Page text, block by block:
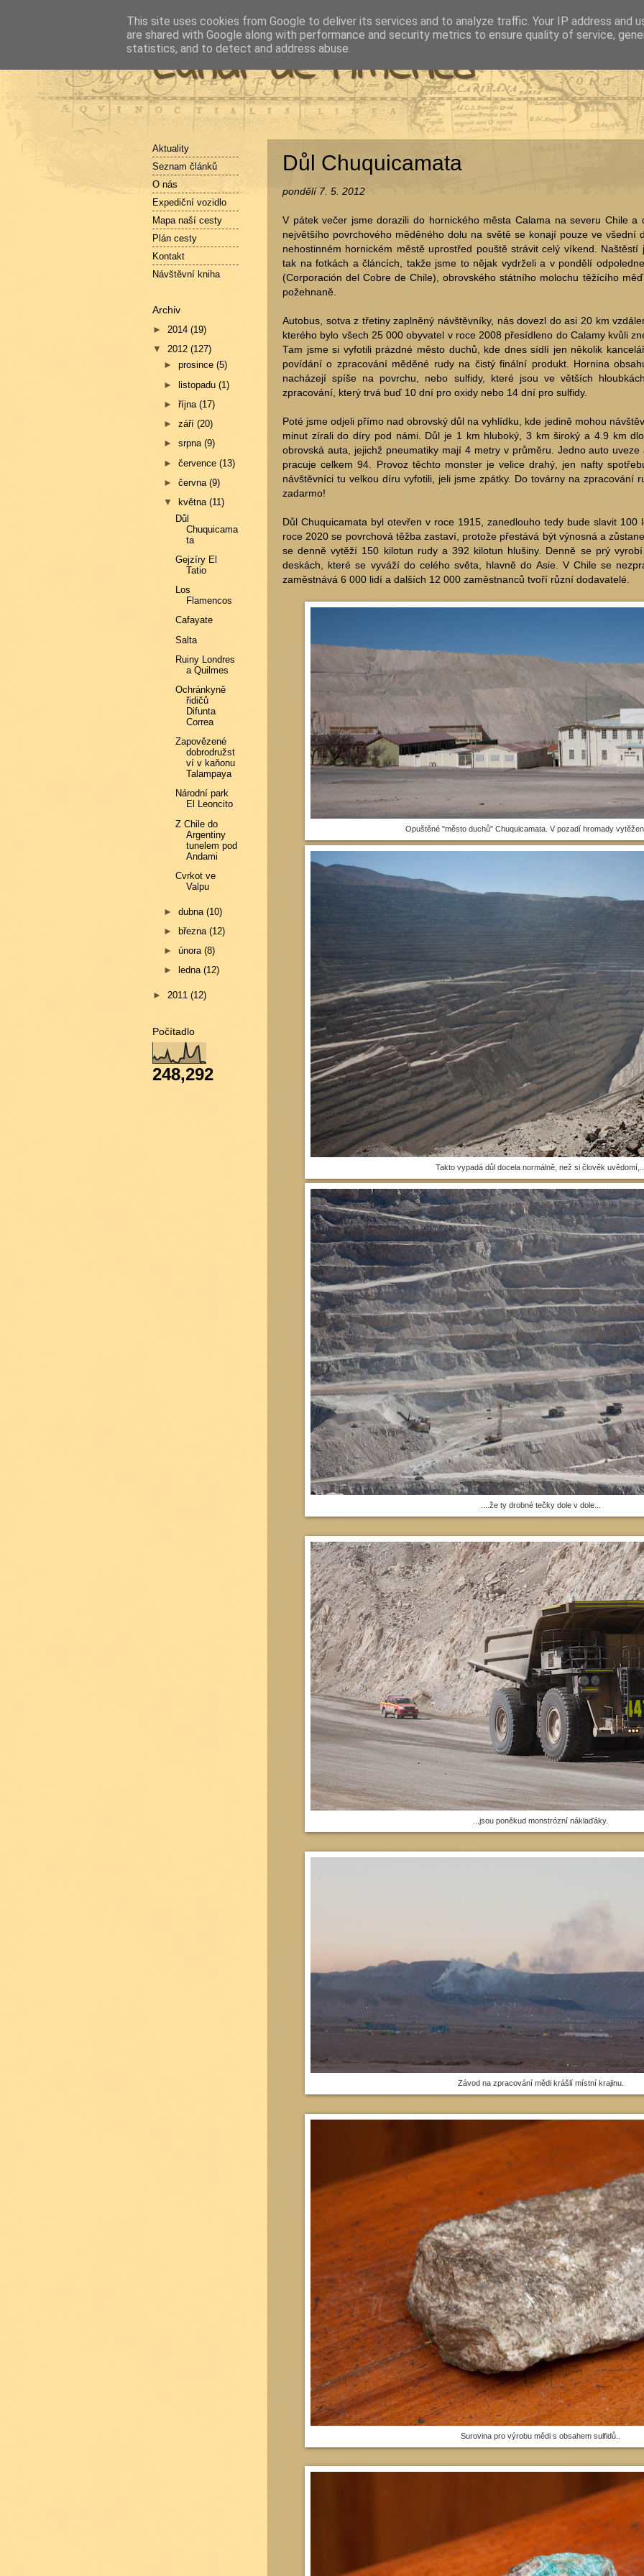
Čundr de América
Důl Chuquicamata
pondělí 7. 5. 2012
V pátek večer jsme dorazili do hornického města Calama na severu Chile a
největšího povrchového měděného dolu na světě se konají pouze ve všední
nehostinném hornickém městě uprostřed pouště strávit celý víkend.
tak na fotkách a článcích, takže jsme to nějak vydrželi a v pondělí
(Corporación del Cobre de Chile), obrovského státního molochu těžícího
požehnaně.
Autobus, sotva z třetiny zaplněný návštěvníky, nás dovezl do asi 20 km
kterého bylo všech 25 000 obyvatel v roce 2008 přesídleno do Calamy kvůli
Tam jsme si vyfotili prázdné město duchů, kde dnes sídlí jen několik
povídání o zpracování měděné rudy na čistý finální produkt. Hornina
nacházejí spíše na povrchu, nebo sulfidy, které jsou ve větších
zpracování, který trvá buď 10 dní pro oxidy nebo 14 dní pro sulfidy.
Poté jsme odjeli přímo nad obrovský důl na vyhlídku, kde jedině mohou
minut zírali do díry pod námi. Důl je 1 km hluboký, 3 km široký a 4.9 km
obrovská auta, jejichž pneumatiky mají 4 metry v průměru. Jedno auto
pracuje celkem 94. Provoz těchto monster je velice drahý, jen nafty
návštěvníci tu velkou díru vyfotili, jeli jsme zpátky. Do továrny na zpracování
zadarmo!
Důl Chuquicamata byl otevřen v roce 1915, zanedlouho tedy bude slavit 100
roce 2020 se povrchová těžba zastaví, protože přestává být výnosná a
se denně vytěží 150 kilotun rudy a 392 kilotun hlušiny. Denně se prý
deskách, které se vyváží do celého světa, hlavně do Asie. V Chile se
zaměstnává 6 000 lidí a dalších 12 000 zaměstnanců tvoří různí dodavatelé.
Opuštěné "město duchů" Chuquicamata. V pozadí hromady
Takto vypadá důl docela normálně, než si člověk
....že ty drobné tečky dole v dole...
...jsou poněkud monstrózní náklaďáky.
Závod na zpracování mědi krášlí místní krajinu.
Surovina pro výrobu mědi s obsahem sulfidů..
Aktuality
Seznam článků
O nás
Expediční vozidlo
Mapa naší cesty
Plán cesty
Kontakt
Návštěvní kniha
Archiv
► 2014 (19)
▼ 2012 (127)
►prosince(5)
►listopadu(1)
►října(17)
►září(20)
►srpna(9)
►července(13)
►června(9)
▼
května(11)
Důl
Chuquicama
ta
Gejzíry El
Tatio
Los
Flamencos
Cafayate
Salta
Ruiny Londres
a Quilmes
Ochránkyně
řidičů
Difunta
Correa
Zapovězené
dobrodružst
ví v kaňonu
Talampaya
Národní park
El Leoncito
Z Chile do
Argentiny
tunelem pod
Andami
Cvrkot ve
Valpu
►dubna(10)
►
března(12)
►února(8)
►
ledna(12)
► 2011 (12)
Počítadlo
248,292
This site uses cookies from Google to deliver its services and to analyze traffic. Your IP address and
are shared with Google along with performance and security metrics to ensure quality of service,
statistics, and to detect and address abuse.